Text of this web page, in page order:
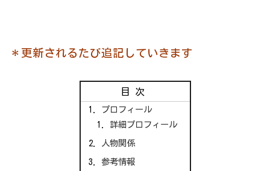
＊更新されるたび追記していきます
目次
プロフィール
詳細プロフィール
人物関係
参考情報